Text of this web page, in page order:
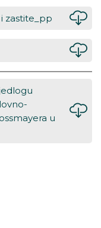
zastite_pp
u